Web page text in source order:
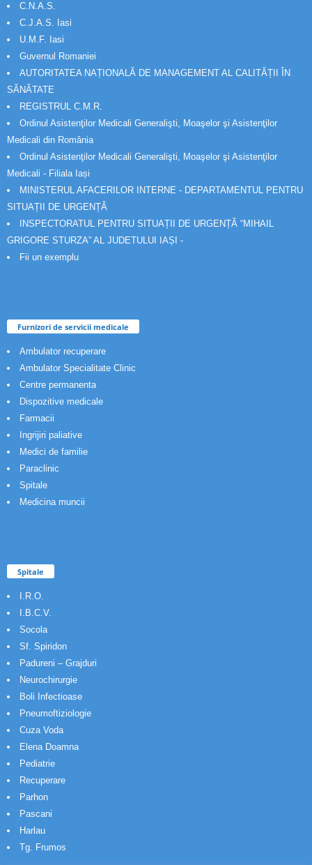
C.N.A.S.
C.J.A.S. Iasi
U.M.F. Iasi
Guvernul Romaniei
AUTORITATEA NAȚIONALĂ DE MANAGEMENT AL CALITĂȚII ÎN
SĂNĂTATE
REGISTRUL C.M.R.
Ordinul Asistenţilor Medicali Generalişti, Moaşelor şi Asistenţilor
Medicali din România
Ordinul Asistenţilor Medicali Generalişti, Moaşelor şi Asistenţilor
Medicali - Filiala Iași
MINISTERUL AFACERILOR INTERNE - DEPARTAMENTUL PENTRU
SITUAȚII DE URGENȚĂ
INSPECTORATUL PENTRU SITUAȚII DE URGENȚĂ “MIHAIL
GRIGORE STURZA” AL JUDETULUI IAȘI -
Fii un exemplu
Furnizori de servicii medicale
Ambulator recuperare
Ambulator Specialitate Clinic
Centre permanenta
Dispozitive medicale
Farmacii
Ingrijiri paliative
Medici de familie
Paraclinic
Spitale
Medicina muncii
Spitale
I.R.O.
I.B.C.V.
Socola
Sf. Spiridon
Padureni – Grajduri
Neurochirurgie
Boli Infectioase
Pneumoftiziologie
Cuza Voda
Elena Doamna
Pediatrie
Recuperare
Parhon
Pascani
Harlau
Tg. Frumos